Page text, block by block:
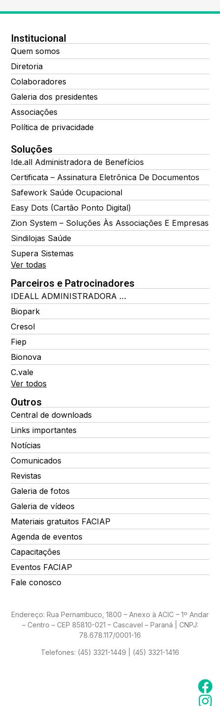
Institucional
Quem somos
Diretoria
Colaboradores
Galeria dos presidentes
Associações
Política de privacidade
Soluções
Ide.all Administradora de Benefícios
Certificata – Assinatura Eletrônica De Documentos
Safework Saúde Ocupacional
Easy Dots (Cartão Ponto Digital)
Zion System – Soluções Às Associações E Empresas
Sindilojas Saúde
Supera Sistemas
Ver todas
Parceiros e Patrocinadores
IDEALL ADMINISTRADORA DE BENEFÍCIOS
Biopark
Cresol
Fiep
Bionova
C.vale
Ver todos
Outros
Central de downloads
Links importantes
Notícias
Comunicados
Revistas
Galeria de fotos
Galeria de vídeos
Materiais gratuitos FACIAP
Agenda de eventos
Capacitações
Eventos FACIAP
Fale conosco
Endereço: Rua Pernambuco, 1800 – Anexo à ACIC – 1º Andar
– Centro – CEP 85810-021 – Cascavel – Paraná | CNPJ:
78.678.117/0001-16
Telefones: (45) 3321-1449 | (45) 3321-1416